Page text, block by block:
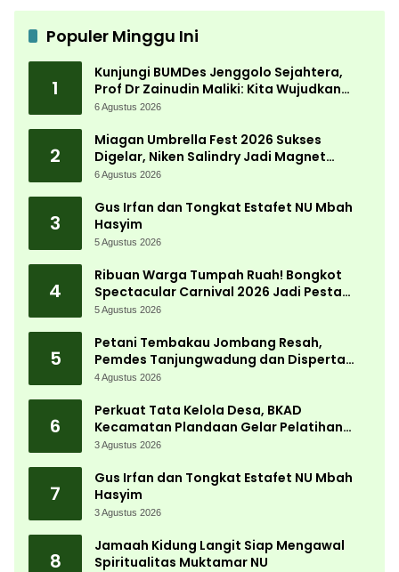
Populer Minggu Ini
1
Kunjungi BUMDes Jenggolo Sejahtera,
Prof Dr Zainudin Maliki: Kita Wujudkan
Kemandirian Ekonomi dengan Potensi
6 Agustus 2026
2
Miagan Umbrella Fest 2026 Sukses
Digelar, Niken Salindry Jadi Magnet
Ribuan Pengunjung
6 Agustus 2026
3
Gus Irfan dan Tongkat Estafet NU Mbah
Hasyim
5 Agustus 2026
4
Ribuan Warga Tumpah Ruah! Bongkot
Spectacular Carnival 2026 Jadi Pesta
Kemerdekaan Terbesar di Peterongan
5 Agustus 2026
5
Petani Tembakau Jombang Resah,
Pemdes Tanjungwadung dan Disperta
Bergerak Cepat
4 Agustus 2026
6
Perkuat Tata Kelola Desa, BKAD
Kecamatan Plandaan Gelar Pelatihan
Aparatur Pemdes
3 Agustus 2026
7
Gus Irfan dan Tongkat Estafet NU Mbah
Hasyim
3 Agustus 2026
8
Jamaah Kidung Langit Siap Mengawal
Spiritualitas Muktamar NU